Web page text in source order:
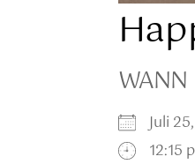
WANN
Juli
12:15